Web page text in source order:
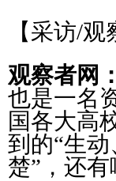
【采访/观
观察者网：
也是一名
国各大高
到的“生
楚”，还